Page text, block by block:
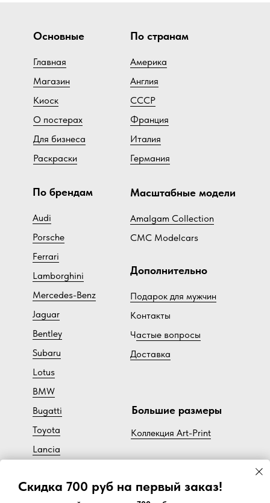
Скидка 700 руб на первый заказ!
Основные
Главная
Магазин
Киоск
О постерах
Для бизнеса
Раскраски
По брендам
Audi
Porsche
Ferrari
Lamborghini
Mercedes-Benz
Jaguar
Bentley
Subaru
Lotus
BMW
Bugatti
Toyota
Lancia
Volvo
По странам
Америка
Англия
СССР
Франция
Италия
Германия
Масштабные модели
Amalgam Collection
CMC Modelcars
Дополнительно
Подарок для мужчин
Контакты
Частые вопросы
Доставка
Большие размеры
Коллекция Art-Print